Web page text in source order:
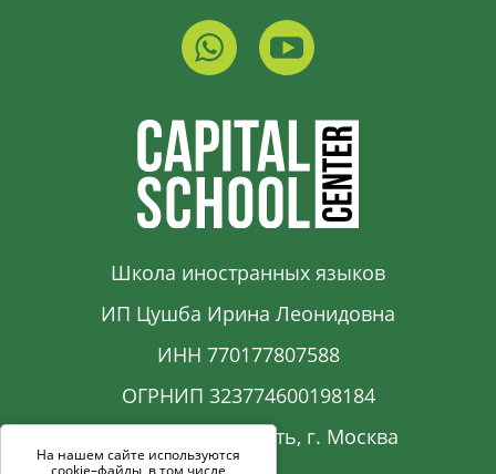
Школа иностранных языков
ИП Цушба Ирина Леонидовна
ИНН 770177807588
ОГРНИП 323774600198184
Московская область, г. Москва
На нашем сайте используются
cookie–файлы, в том числе